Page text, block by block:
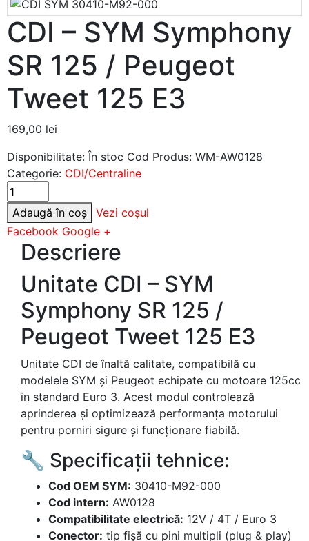
CDI – SYM Symphony
SR 125 / Peugeot
Tweet 125 E3
169,00 lei
Disponibilitate: În stoc Cod Produs: WM-AW0128
Categorie: CDI/Centraline
Adaugă în coș
Vezi coșul
Facebook Google +
Descriere
Unitate CDI – SYM
Symphony SR 125 /
Peugeot Tweet 125 E3
Unitate CDI de înaltă calitate, compatibilă cu
modelele SYM și Peugeot echipate cu motoare 125cc
în standard Euro 3. Acest modul controlează
aprinderea și optimizează performanța motorului
pentru porniri sigure și funcționare fiabilă.
🔧 Specificații tehnice:
Cod OEM SYM: 30410-M92-000
Cod intern: AW0128
Compatibilitate electrică: 12V / 4T / Euro 3
Conector: tip fișă cu pini multipli (plug & play)